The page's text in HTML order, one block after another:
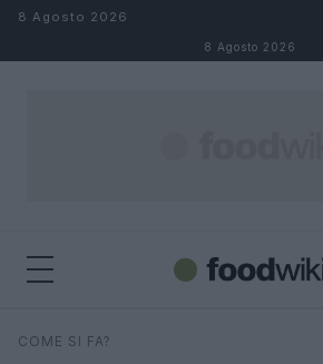
Salta al contenuto
8 Agosto 2026
8 Agosto 2026
Cerca
COME SI FA?